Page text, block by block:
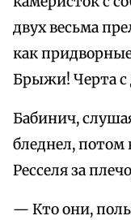
двух весьма
как
Брыжи! Черта с
Бабинич,
бледнел, потом
Ресселя за
— Кто они,